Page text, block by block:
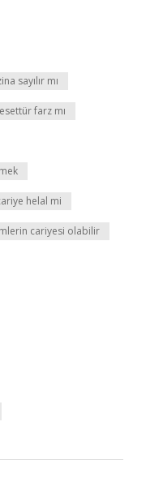
sayılır mı
farz mı
helal mi
cariyesi olabilir